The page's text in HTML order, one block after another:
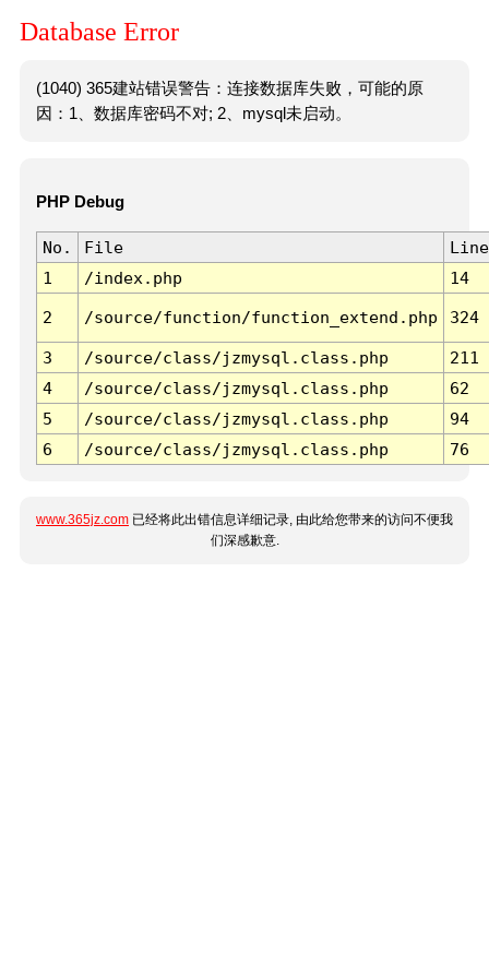
Database Error
(1040) 365建站错误警告：连接数据库失败，可能的原
因：1、数据库密码不对; 2、mysql未启动。
PHP Debug
No. File
Line
1
/index.php 14
2 /source/function/function_extend.php 324
3 /source/class/jzmysql.class.php
211
4
/source/class/jzmysql.class.php
62
5
/source/class/jzmysql.class.php
94
6
/source/class/jzmysql.class.php 76
www.365jz.com 已经将此出错信息详细记录, 由此给您带来的访问不便我
们深感歉意.